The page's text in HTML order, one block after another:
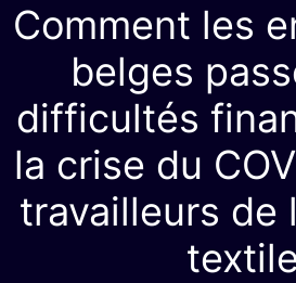
Comment les
belges
difficultés
la crise du
travailleurs de